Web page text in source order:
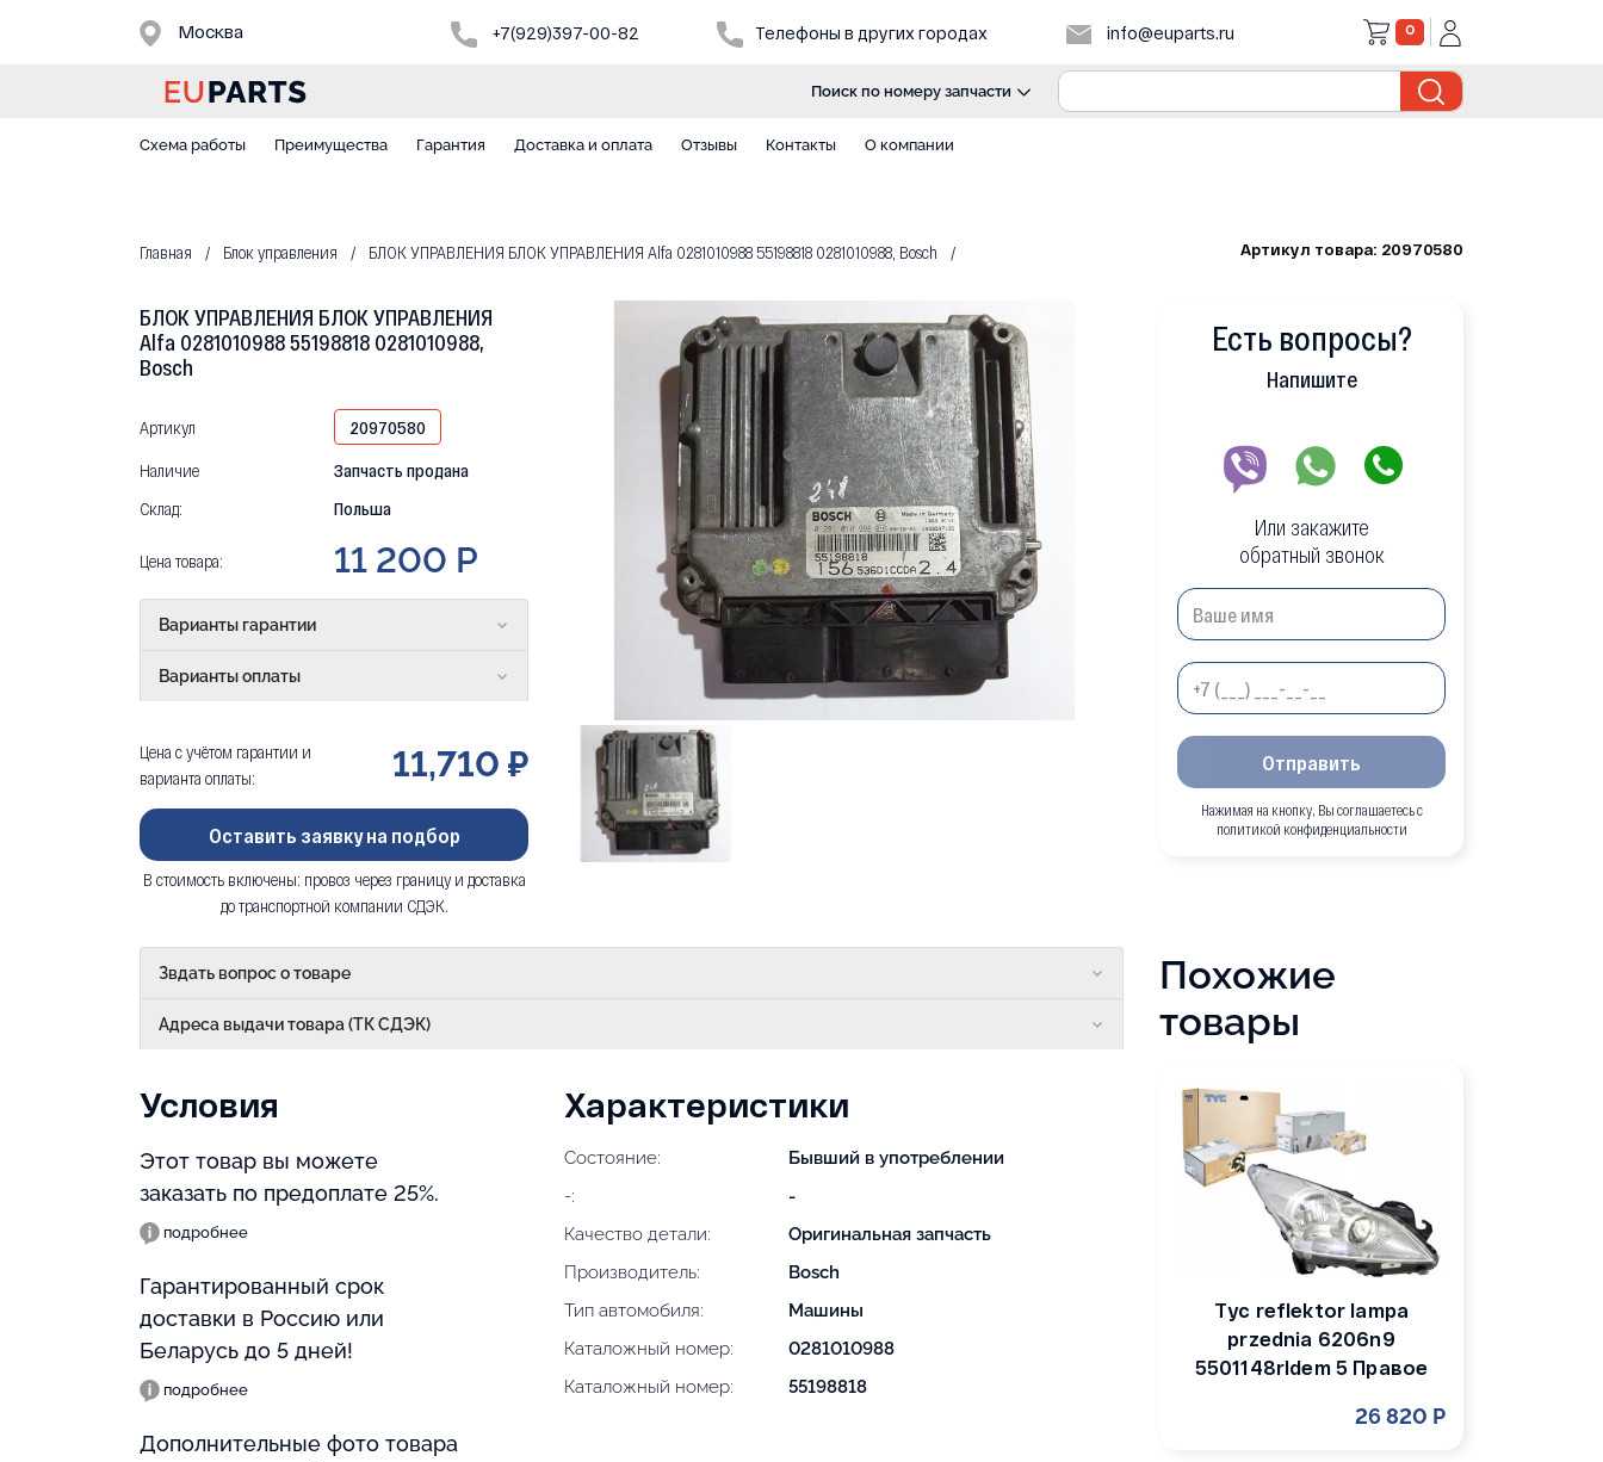
Москва +7(929)397-00-82 Телефоны в других городах info@euparts.ru 0
Поиск по номеру запчасти
Схема работы Преимущества Гарантия Доставка и оплата Отзывы Контакты О компании
Главная Блок управления БЛОК УПРАВЛЕНИЯ БЛОК УПРАВЛЕНИЯ Alfa 0281010988 55198818 0281010988, Bosch Артикул товара: 20970580
БЛОК УПРАВЛЕНИЯ БЛОК УПРАВЛЕНИЯ
Alfa 0281010988 55198818 0281010988,
Bosch
Артикул
20970580
Наличие
Запчасть продана
Склад:
Польша
Цена товара: 11 200 Р
Варианты гарантии
Варианты оплаты
Цена с учётом гарантии и
варианта оплаты:
11,710 ₽
Оставить заявку на подбор
В стоимость включены: провоз через границу и доставка
до транспортной компании СДЭК.
Звдать вопрос о товаре
Адреса выдачи товара (ТК СДЭК)
Условия
Этот товар вы можете
заказать по предоплате 25%.
подробнее
Гарантированный срок
доставки в Россию или
Беларусь до 5 дней!
подробнее
Дополнительные фото товара
Характеристики
Состояние:
Бывший в употреблении
-:
-
Качество детали:
Оригинальная запчасть
Производитель:
Bosch
Тип автомобиля:
Машины
Каталожный номер:
0281010988
Каталожный номер:
55198818
Есть вопросы?
Напишите
Или закажите
обратный звонок
Отправить
Нажимая на кнопку, Вы соглашаетесь с
политикой конфиденциальности
Похожие
товары
Tyc reflektor lampa
przednia 6206n9
5501148rldem 5 Правое
26 820 Р